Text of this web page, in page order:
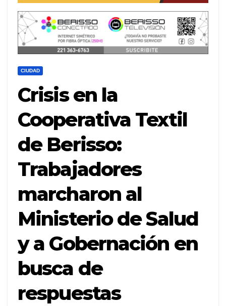
CIUDAD
Crisis en la
Cooperativa Textil
de Berisso:
Trabajadores
marcharon al
Ministerio de Salud
y a Gobernación en
busca de
respuestas